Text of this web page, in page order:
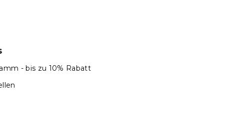
- bis zu 10% Rabatt